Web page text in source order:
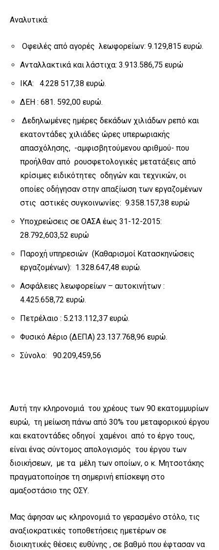
Αναλυτικά:
Οφειλές από αγορές λεωφορείων: 9.129,815 ευρώ.
Ανταλλακτικά και λάστιχα: 3.913.586,75 ευρώ
ΙΚΑ: 4.228 517,38 ευρώ.
ΔΕΗ : 681. 592,00 ευρώ.
Δεδηλωμένες ημέρες δεκάδων χιλιάδων ρεπό και
εκατοντάδες χιλιάδες ώρες υπερωριακής
απασχόλησης, -αμφισβητούμενου αριθμού- που
προήλθαν από ρουσφετολογικές μετατάξεις από
κρίσιμες ειδικότητες οδηγών και τεχνικών, οι
οποίες οδήγησαν στην απαξίωση των εργαζομένων
στις αστικές συγκοινωνίες: 9.358.157,38 ευρώ
Υποχρεώσεις σε ΟΑΣΑ έως 31-12-2015:
28.792,603,52 ευρώ
Παροχή υπηρεσιών (Καθαρισμοί Κατασκηνώσεις
εργαζομένων): 1.328.647,48 ευρώ.
Ασφάλειες λεωφορείων – αυτοκινήτων :
4.425.658,72 ευρώ.
Πετρέλαιο : 5.213.112,37 ευρώ.
Φυσικό Αέριο (ΔΕΠΑ) 23.137.768,96 ευρώ.
Σύνολο: 90.209,459,56
Αυτή την κληρονομιά του χρέους των 90 εκατομμυρίων
ευρώ, τη μείωση πάνω από 30% του μεταφορικού έργου
και εκατοντάδες οδηγοί χαμένοι από το έργο τους,
είναι ένας σύντομος απολογισμός του έργου των
διοικήσεων, με τα μέλη των οποίων, ο κ. Μητσοτάκης
πραγματοποίησε τη σημερινή επίσκεψη στο
αμαξοστάσιο της ΟΣΥ.
Μας άφησαν ως κληρονομιά το γερασμένο στόλο, τις
αναξιοκρατικές τοποθετήσεις ημετέρων σε
διοικητικές θέσεις ευθύνης , σε βαθμό που έφτασαν να